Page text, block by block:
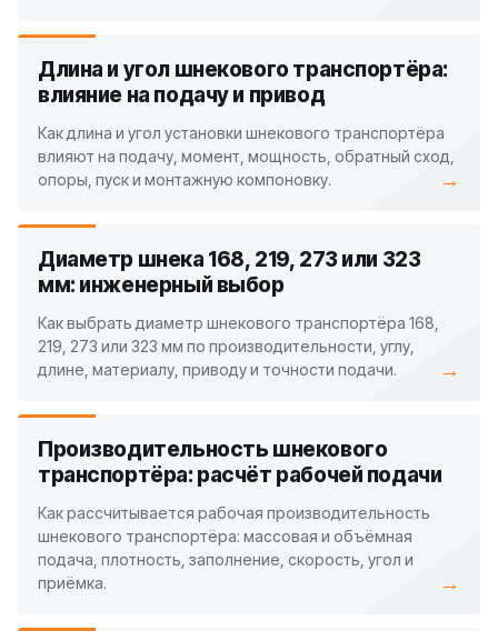
Длина и угол шнекового транспортёра:
влияние на подачу и привод
Как длина и угол установки шнекового транспортёра
влияют на подачу, момент, мощность, обратный сход,
опоры, пуск и монтажную компоновку.
→
Диаметр шнека 168, 219, 273 или 323
мм: инженерный выбор
Как выбрать диаметр шнекового транспортёра 168,
219, 273 или 323 мм по производительности, углу,
длине, материалу, приводу и точности подачи.
→
Производительность шнекового
транспортёра: расчёт рабочей подачи
Как рассчитывается рабочая производительность
шнекового транспортёра: массовая и объёмная
подача, плотность, заполнение, скорость, угол и
приёмка.
→